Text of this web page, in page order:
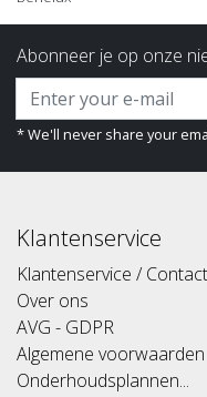
Abonneer je op onze
* We'll never share your
Klantenservice
Klantenservice / Contact
Over ons
AVG - GDPR
Algemene voorwaarden
Onderhoudsplannen...